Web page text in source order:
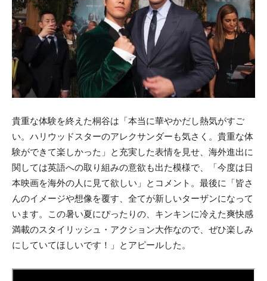
貴重な体験を終えた桐谷は「本当に華やかだし熱気がすご
い。ハリウッドスターのアレクサンダーも気さく。貴重な体
験ができて楽しかった」と充実した表情を見せ、海外進出に
関しては英語への取り組みの意欲も出た模様で、「今度は日
本映画を海外の人に見て欲しい」とコメント。最後に「皆さ
んのイメージや想像を覆す、全てが新しいターザンになって
います。この暑い夏にぴったりの、キンキンに冷えた爽快感
満載のスタイリッシュ・アクション大作なので、ぜひ楽しみ
にしていてほしいです！」とアピールした。